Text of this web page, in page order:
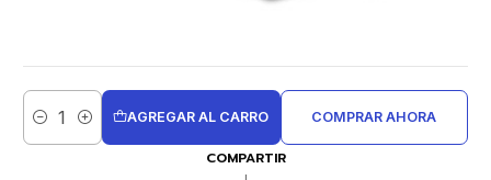
Cantidad
AGREGAR AL CARRO COMPRAR AHORA
COMPARTIR